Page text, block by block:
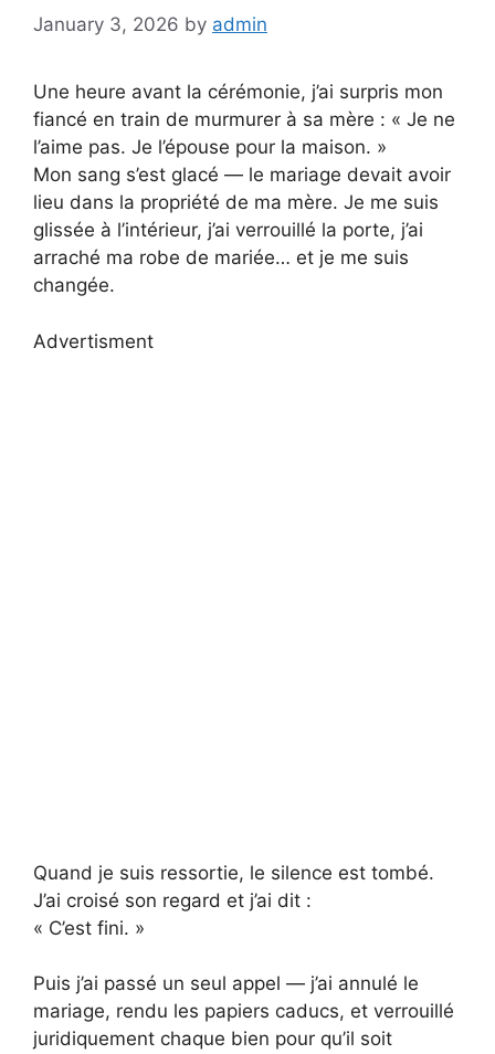
January 3, 2026 by admin
Une heure avant la cérémonie, j’ai surpris mon
fiancé en train de murmurer à sa mère : « Je ne
l’aime pas. Je l’épouse pour la maison. »
Mon sang s’est glacé — le mariage devait avoir
lieu dans la propriété de ma mère. Je me suis
glissée à l’intérieur, j’ai verrouillé la porte, j’ai
arraché ma robe de mariée… et je me suis
changée.
Advertisment
Quand je suis ressortie, le silence est tombé.
J’ai croisé son regard et j’ai dit :
« C’est fini. »
Puis j’ai passé un seul appel — j’ai annulé le
mariage, rendu les papiers caducs, et verrouillé
juridiquement chaque bien pour qu’il soit